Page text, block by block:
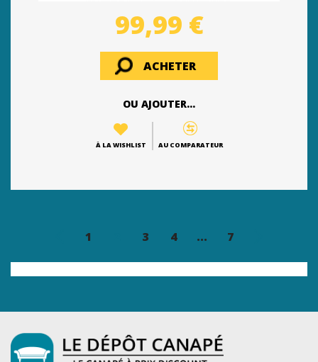
99,99 €
ACHETER
OU AJOUTER...
À LA WISHLIST AU COMPARATEUR
1 3 4 ... 7